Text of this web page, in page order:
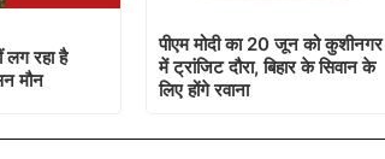
लग रहा है
मौन
पीएम मोदी का 20 जून को कुशीनगर
में ट्रांजिट दौरा, बिहार के सिवान के
लिए होंगे रवाना